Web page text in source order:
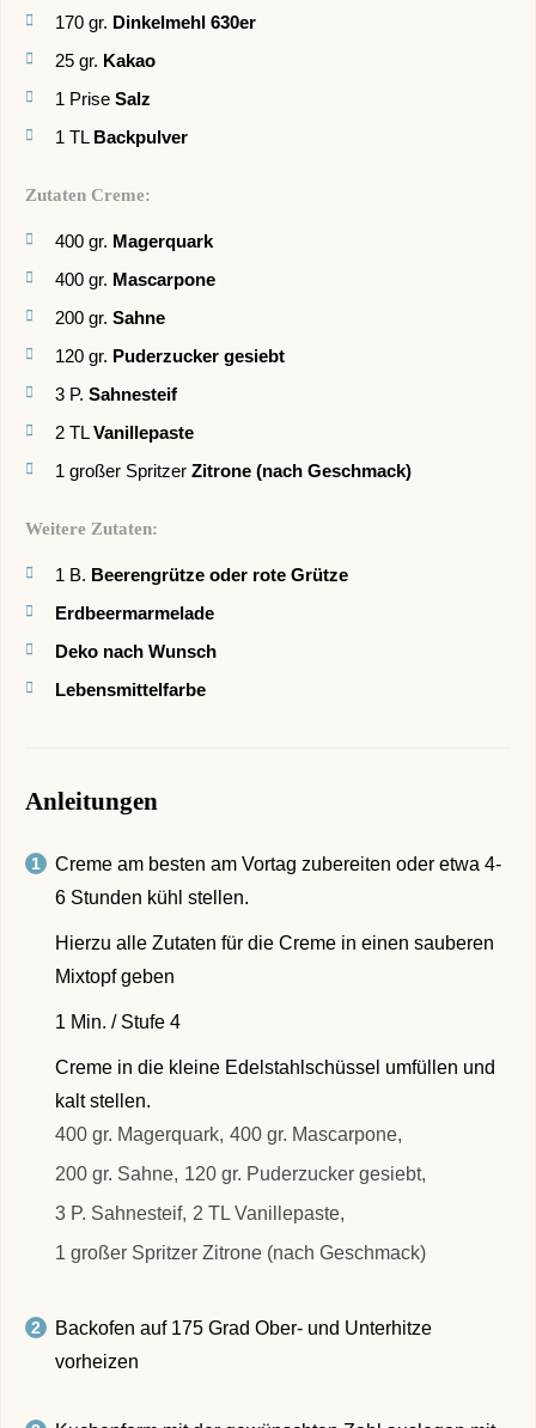
170 gr. Dinkelmehl 630er
25 gr. Kakao
1 Prise Salz
1 TL Backpulver
Zutaten Creme:
400 gr. Magerquark
400 gr. Mascarpone
200 gr. Sahne
120 gr. Puderzucker gesiebt
3 P. Sahnesteif
2 TL Vanillepaste
1 großer Spritzer Zitrone (nach Geschmack)
Weitere Zutaten:
1 B. Beerengrütze oder rote Grütze
Erdbeermarmelade
Deko nach Wunsch
Lebensmittelfarbe
Anleitungen
Creme am besten am Vortag zubereiten oder etwa 4-
6 Stunden kühl stellen.
Hierzu alle Zutaten für die Creme in einen sauberen
Mixtopf geben
1 Min. / Stufe 4
Creme in die kleine Edelstahlschüssel umfüllen und
kalt stellen.
400 gr. Magerquark, 400 gr. Mascarpone,
200 gr. Sahne, 120 gr. Puderzucker gesiebt,
3 P. Sahnesteif, 2 TL Vanillepaste,
1 großer Spritzer Zitrone (nach Geschmack)
Backofen auf 175 Grad Ober- und Unterhitze
vorheizen